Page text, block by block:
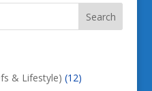
& Lifestyle) (12)